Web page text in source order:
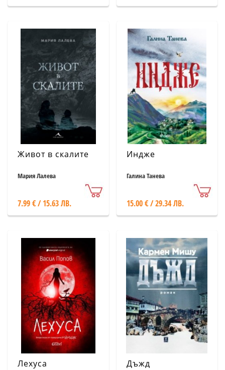
Живот в скалите
Мария Лалева
7.99 € / 15.63 ЛВ.
Индже
Галина Танева
15.00 € / 29.34 ЛВ.
Лехуса Дъжд